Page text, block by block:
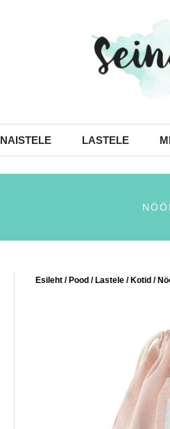
NAISTELE LASTELE
Esileht /Pood /Lastele /Kotid /